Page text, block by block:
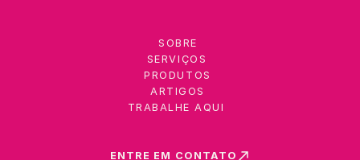
SOBRE
SERVIÇOS
PRODUTOS
ARTIGOS
TRABALHE AQUI
ENTRE EM CONTATO